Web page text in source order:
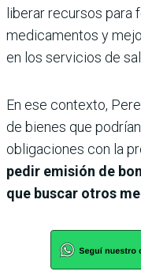
liberar recursos para
medicamentos y
en los servicios de
En ese contexto,
de bienes que
obligaciones con la
pedir emisión de
que buscar otros